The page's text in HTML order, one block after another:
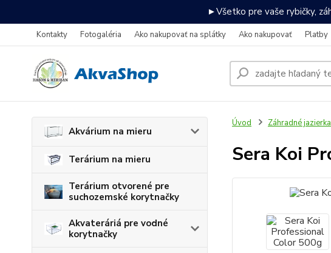
►Všetko pre vaše rybičky,
Kontakty Fotogaléria Ako nakupovať na splátky Ako nakupovať Platby
Akvárium na mieru
Terárium na mieru
Terárium otvorené pre
suchozemské korytnačky
Akvateráriá pre vodné
korytnačky
Úvod Záhradné jazierka
Sera Koi